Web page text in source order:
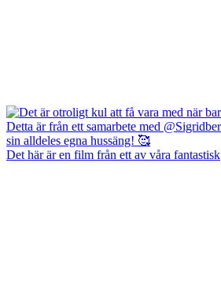
Det här är en film från ett av våra fantastisk